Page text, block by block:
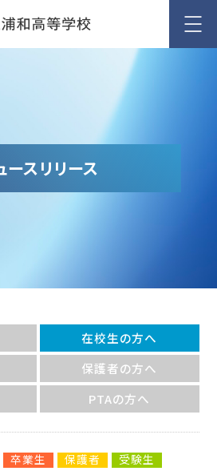
ースリリース
在校生の方へ
保護者の方へ
PTAの方へ
卒業生 保護者 受験生